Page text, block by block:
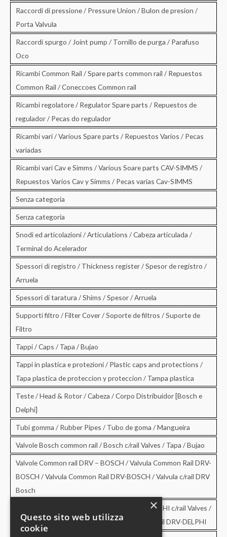
Raccordi di pressione / Pressure Union / Bulon de presion /
Porta Valvula
Raccordi spurgo / Joint pump / Tornillo de purga / Parafuso
Oco
Ricambi Common Rail / Spare parts common rail / Repuestos
Common Rail / Coneccoes Common rail
Ricambi regolatore / Regulator Spare parts / Repuestos de
regulador / Pecas do regulador
Ricambi vari / Various Spare parts / Repuestos Varios / Pecas
variadas
Ricambi vari Cav e Simms / Various Soare parts CAV-SIMMS /
Repuestos Varios Cav y Simms / Pecas varias Cav-SIMMS
Senza categoria
Senza categoria
Snodi ed articolazioni / Articulations / Cabeza articulada /
Terminal do Acelerador
Spessori di registro / Thickness register / Spesor de registro /
Arruela
Spessori di taratura / Shims / Spesor / Arruela
Supporti filtro / Filter Cover / Soporte de filtros / Suporte de
Filtro
Tappi / Caps / Tapa / Bujao
Tappi in plastica e protezioni / Plastic caps and protections /
Tapa plastica de proteccion y proteccion / Tampa plastica
Teste / Head & Rotor / Cabeza / Corpo Distribuidor [Bosch e
Delphi]
Tubi gomma / Rubber Pipes / Tubo de goma / Mangueira
Valvole Bosch common rail / Bosch c/rail Valves / Tapa / Bujao
Valvole Common rail DRV – BOSCH / Valvula Common Rail DRV-
BOSCH / Valvula Common Rail DRV-BOSCH / Valvula c/rail DRV
Bosch
Valvole Common rail DRV – DELPHI / DRV-DELPHI c/rail Valves /
Valvula Common Rail DRV-DELPHI / Valvula c/rail DRV-DELPHI
×
Questo sito web utilizza
cookie